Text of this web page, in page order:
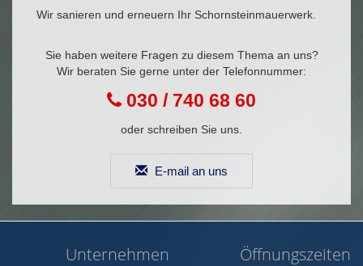
Wir sanieren und erneuern Ihr Schornsteinmauerwerk.
Sie haben weitere Fragen zu diesem Thema an uns?
Wir beraten Sie gerne unter der Telefonnummer:
030 / 740 68 60
oder schreiben Sie uns.
E-mail an uns
Unternehmen Öffnungszeiten